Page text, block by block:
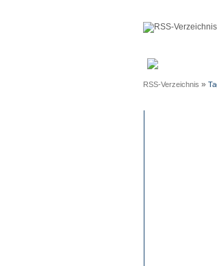
RSS-Verzeichnis »